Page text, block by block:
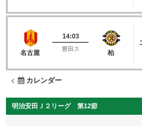
名古屋
14:03
豊田ス
柏
カレンダー
明治安田Ｊ２リーグ 第12節